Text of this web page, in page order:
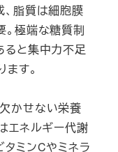
、脂質は細胞膜
。極端な糖質制
ると集中力不足
す。
かせない栄養
エネルギー代謝
ミンCやミネラ